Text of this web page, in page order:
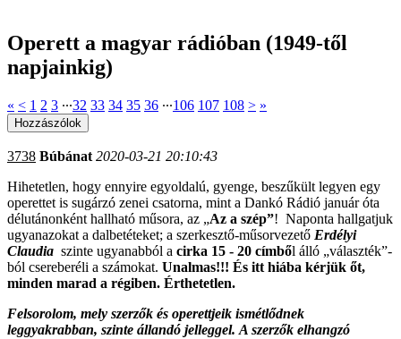
Operett a magyar rádióban (1949-től
napjainkig)
« < 1 2 3 ∙∙∙32 33 34 35 36 ∙∙∙106 107 108 > »
3738 Búbánat 2020-03-21 20:10:43
Hihetetlen, hogy ennyire egyoldalú, gyenge, beszűkült legyen egy
operettet is sugárzó zenei csatorna, mint a Dankó Rádió január óta
délutánonként hallható műsora, az „Az a szép”! Naponta hallgatjuk
ugyanazokat a dalbetéteket; a szerkesztő-műsorvezető Erdélyi
Claudia szinte ugyanabból a cirka 15 - 20 címből álló „választék”-
ból csereberéli a számokat. Unalmas!!! És itt hiába kérjük őt,
minden marad a régiben. Érthetetlen.
Felsorolom, mely szerzők és operettjeik ismétlődnek
leggyakrabban, szinte állandó jelleggel. A szerzők elhangzó